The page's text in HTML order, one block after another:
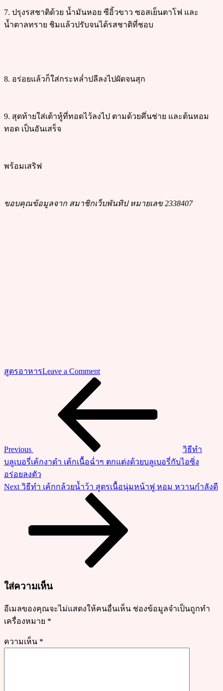
7. ปรุงรสชาติด้วย น้ำมันหอย ซีอิ้วขาว ซอสเย็นตาโฟ และ
น้ำตาลทราย ชิมแล้วปรับจนได้รสชาติที่ชอบ
8. อร่อยแล้วก็ใส่กระหล่ำปลีลงไปผัดจนสุก
9. สุดท้ายใส่เต้าหู้ที่ทอดไว้ลงไป ตามด้วยคึ่นช่าย และต้นหอม
ทอด เป็นอันเสร็จ
พร้อมเสริฟ
ขอบคุณข้อมูลจาก สมาชิกเว็บพันทิป หมายเลข 2338407
สูตรอาหารLeave a Commenton
วิธี
กุ้ง
รส
เปรี้ยว
นิดๆ
หน่อยๆ
อร่อย
Previous
วิธีทำ
บลูเบอรี่เค้กงาดำ เค้กเนื้อฉ่ำๆ ตกแต่งด้วยบลูเบอรี่กับไอซิ่ง
อร่อยลงตัว
Next
Post
Next วิธีทำ เค้กกล้วยน้ำว้า สูตรเนื้อนุ่มหน้าฟู หอม หวานกำลังดี
ใส่ความเห็น
อีเมลของคุณจะไม่แสดงให้คนอื่นเห็น ช่องข้อมูลจำเป็นถูกทำ
เครื่องหมาย *
ความเห็น *